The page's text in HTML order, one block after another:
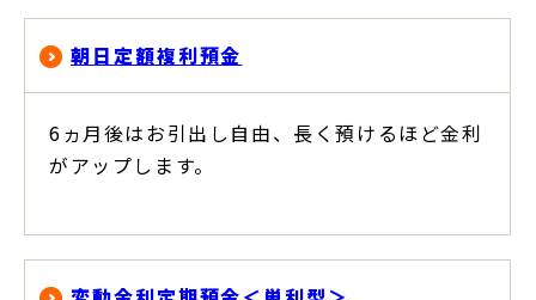
朝日定額複利預金
6ヵ月後はお引出し自由、長く預けるほど金利
がアップします。